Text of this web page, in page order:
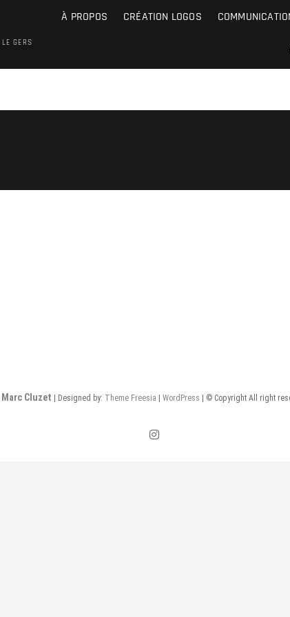
GERS
À PROPOS CRÉATION LOGOS
Marc Cluzet | Designed by: Theme Freesia WordPress | © Copyright All right
instagram